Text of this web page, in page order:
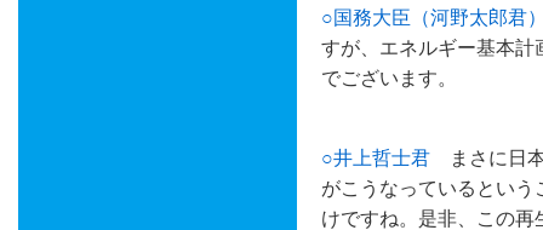
○国務大臣（河野太郎君
すが、エネルギー基本計
でございます。
○井上哲士君 まさに日
がこうなっているとい
けですね。是非、この